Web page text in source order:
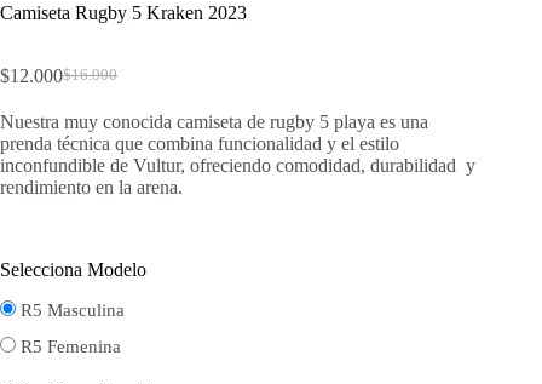
Camiseta Rugby 5 Kraken 2023
$16.000
El
original
era:
$16.000.
$12.000El
actual
es:
$12.000.
Nuestra muy conocida camiseta de rugby 5 playa es una
prenda técnica que combina funcionalidad y el estilo
inconfundible de Vultur, ofreciendo comodidad, durabilidad y
rendimiento en la arena.
Selecciona Modelo
R5 Masculina
R5 Femenina